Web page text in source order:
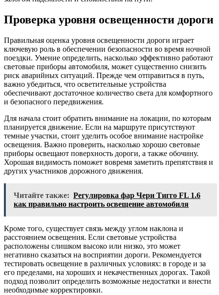
Проверка уровня освещенности дороги
Правильная оценка уровня освещенности дороги играет
ключевую роль в обеспечении безопасности во время ночной
поездки. Умение определить, насколько эффективно работают
световые приборы автомобиля, может существенно снизить
риск аварийных ситуаций. Прежде чем отправиться в путь,
важно убедиться, что осветительные устройства
обеспечивают достаточное количество света для комфортного
и безопасного передвижения.
Для начала стоит обратить внимание на локации, по которым
планируется движение. Если на маршруте присутствуют
темные участки, стоит уделить особое внимание настройке
освещения. Важно проверить, насколько хорошо световые
приборы освещают поверхность дороги, а также обочину.
Хорошая видимость поможет вовремя заметить препятствия и
других участников дорожного движения.
Читайте также: Регулировка фар Чери Тигго FL 1.6
как правильно настроить освещение автомобиля
Кроме того, существует связь между углом наклона и
расстоянием освещения. Если световые устройства
расположены слишком высоко или низко, это может
негативно сказаться на восприятии дороги. Рекомендуется
тестировать освещение в различных условиях: в городе и за
его пределами, на хороших и некачественных дорогах. Такой
подход позволит определить возможные недостатки и внести
необходимые корректировки.